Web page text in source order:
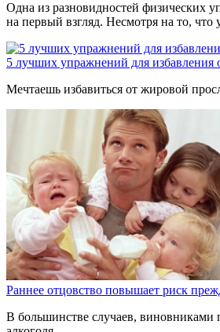
Одна из разновидностей физических
на первый взгляд. Несмотря на то,
5 лучших упражнений для избавления
Мечтаешь избавиться от жировой
Раннее отцовство повышает риск
В большинстве случаев, виновниками